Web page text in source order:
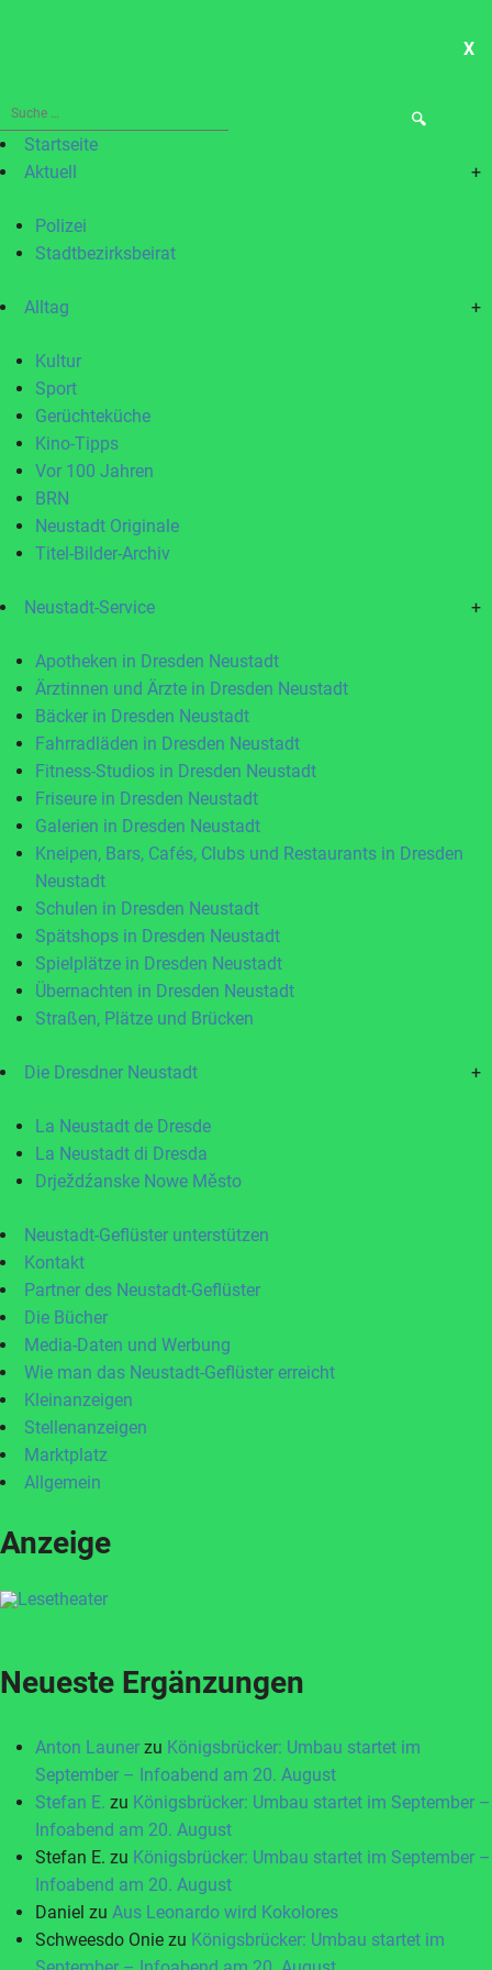
X
Suche
nach:Startseite
Aktuell
+
Polizei
Stadtbezirksbeirat
Alltag +
Kultur
Sport
Gerüchteküche
Kino-Tipps
Vor 100 Jahren
BRN
Neustadt Originale
Titel-Bilder-Archiv
Neustadt-Service +
Apotheken in Dresden Neustadt
Ärztinnen und Ärzte in Dresden Neustadt
Bäcker in Dresden Neustadt
Fahrradläden in Dresden Neustadt
Fitness-Studios in Dresden Neustadt
Friseure in Dresden Neustadt
Galerien in Dresden Neustadt
Kneipen, Bars, Cafés, Clubs und Restaurants in Dresden
Neustadt
Schulen in Dresden Neustadt
Spätshops in Dresden Neustadt
Spielplätze in Dresden Neustadt
Übernachten in Dresden Neustadt
Straßen, Plätze und Brücken
Die Dresdner Neustadt +
La Neustadt de Dresde
La Neustadt di Dresda
Drježdźanske Nowe Město
Neustadt-Geflüster unterstützen
Kontakt
Partner des Neustadt-Geflüster
Die Bücher
Media-Daten und Werbung
Wie man das Neustadt-Geflüster erreicht
Kleinanzeigen
Stellenanzeigen
Marktplatz
Allgemein
Anzeige
Neueste Ergänzungen
Anton Launer zu Königsbrücker: Umbau startet im
September – Infoabend am 20. August
Stefan E. zu Königsbrücker: Umbau startet im September –
Infoabend am 20. August
Stefan E. zu Königsbrücker: Umbau startet im September –
Infoabend am 20. August
Daniel zu Aus Leonardo wird Kokolores
Schweesdo Onie zu Königsbrücker: Umbau startet im